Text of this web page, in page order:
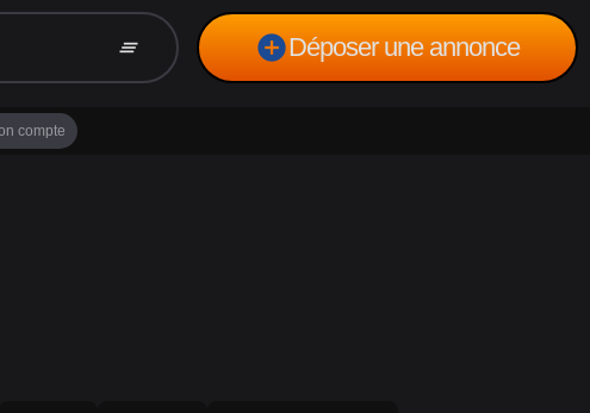
clear_all add_circleDéposer une annonce
compte